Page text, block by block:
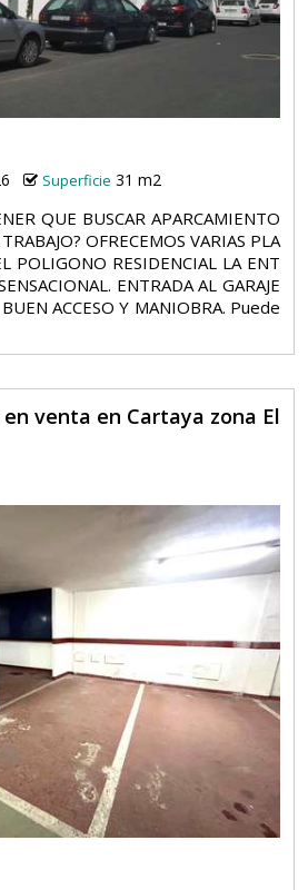
Superficie 31 m2
QUE BUSCAR APARCAMIENTO
OFRECEMOS VARIAS PLA
POLIGONO RESIDENCIAL LA ENT
ENTRADA AL GARAJE
ACCESO Y MANIOBRA. Puede
venta en Cartaya zona El